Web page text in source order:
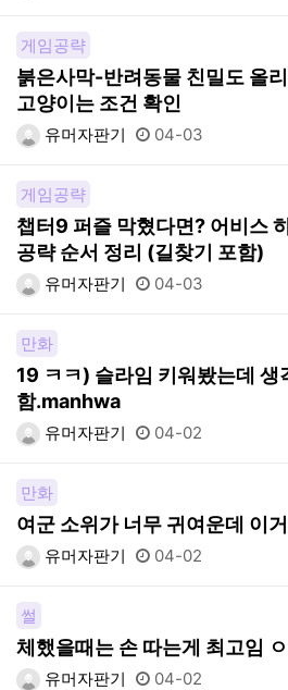
게임공략
붉은사막-반려동물 친밀도 올
고양이는 조건 확인
유머자판기 04-03
게임공략
챕터9 퍼즐 막혔다면? 어비스
공략 순서 정리 (길찾기 포함)
유머자판기 04-03
만화
19 ㅋㅋ) 슬라임 키워봤는데 생
함.manhwa
유머자판기 04-02
만화
여군 소위가 너무 귀여운데 이
유머자판기 04-02
썰
체했을때는 손 따는게 최고임
유머자판기 04-02